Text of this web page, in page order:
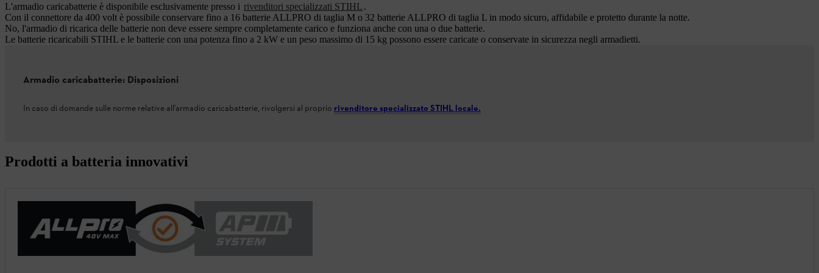
L'armadio caricabatterie è disponibile esclusivamente presso i rivenditori specializzati STIHL .
Con il connettore da 400 volt è possibile conservare fino a 16 batterie ALLPRO di taglia M o 32 batterie ALLPRO di taglia L in modo sicuro, affidabile e protetto durante la notte.
No, l'armadio di ricarica delle batterie non deve essere sempre completamente carico e funziona anche con una o due batterie.
Le batterie ricaricabili STIHL e le batterie con una potenza fino a 2 kW e un peso massimo di 15 kg possono essere caricate o conservate in sicurezza negli armadietti.
Armadio caricabatterie: Disposizioni
In caso di domande sulle norme relative all'armadio caricabatterie, rivolgersi al proprio rivenditore specializzato STIHL locale.
Prodotti a batteria innovativi